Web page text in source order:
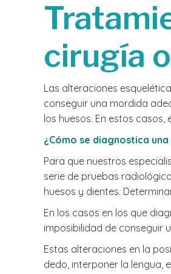
cirugía
Las alteraciones
conseguir una mordida
los huesos. En estos
¿Cómo se diagnostica
Para que nuestros
serie de pruebas
huesos y dientes.
En los casos en los que
imposibilidad de conseguir
Estas alteraciones en la
dedo, interponer la lengua,